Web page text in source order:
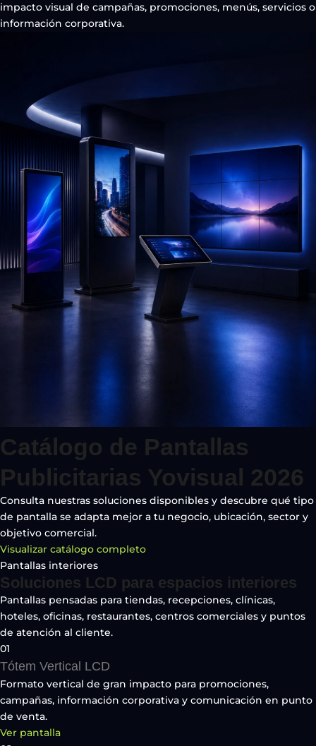
impacto visual de campañas, promociones, menús, servicios o
información corporativa.
Catálogo de Pantallas
Publicitarias Yovisual 2026
Consulta nuestras soluciones disponibles y descubre qué tipo
de pantalla se adapta mejor a tu negocio, ubicación, sector y
objetivo comercial.
Visualizar catálogo completo
Pantallas interiores
Soluciones LCD para espacios interiores
Pantallas pensadas para tiendas, recepciones, clínicas,
hoteles, oficinas, restaurantes, centros comerciales y puntos
de atención al cliente.
01
Tótem Vertical LCD
Formato vertical de gran impacto para promociones,
campañas, información corporativa y comunicación en punto
de venta.
Ver pantalla